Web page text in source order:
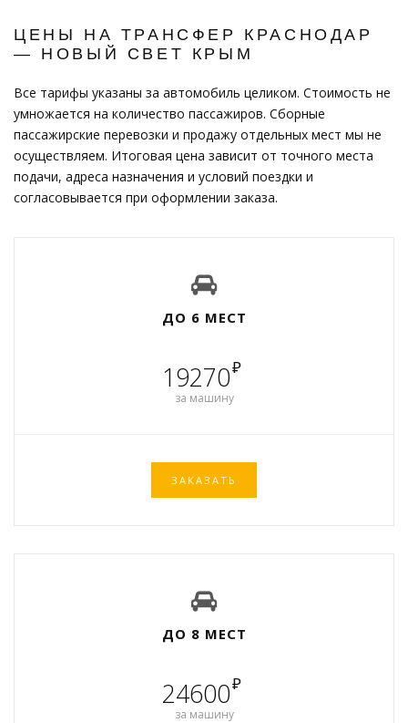
ЦЕНЫ НА ТРАНСФЕР КРАСНОДАР
— НОВЫЙ СВЕТ КРЫМ
Все тарифы указаны за автомобиль целиком. Стоимость не
умножается на количество пассажиров. Сборные
пассажирские перевозки и продажу отдельных мест мы не
осуществляем. Итоговая цена зависит от точного места
подачи, адреса назначения и условий поездки и
согласовывается при оформлении заказа.
ДО 6 МЕСТ
19270₽
за машину
ЗАКАЗАТЬ
ДО 8 МЕСТ
24600₽
за машину